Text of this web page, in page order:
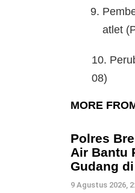
atlet
10.
08)
MORE
Polres
Air Bantu
Gudang
9 Agustus 2026,